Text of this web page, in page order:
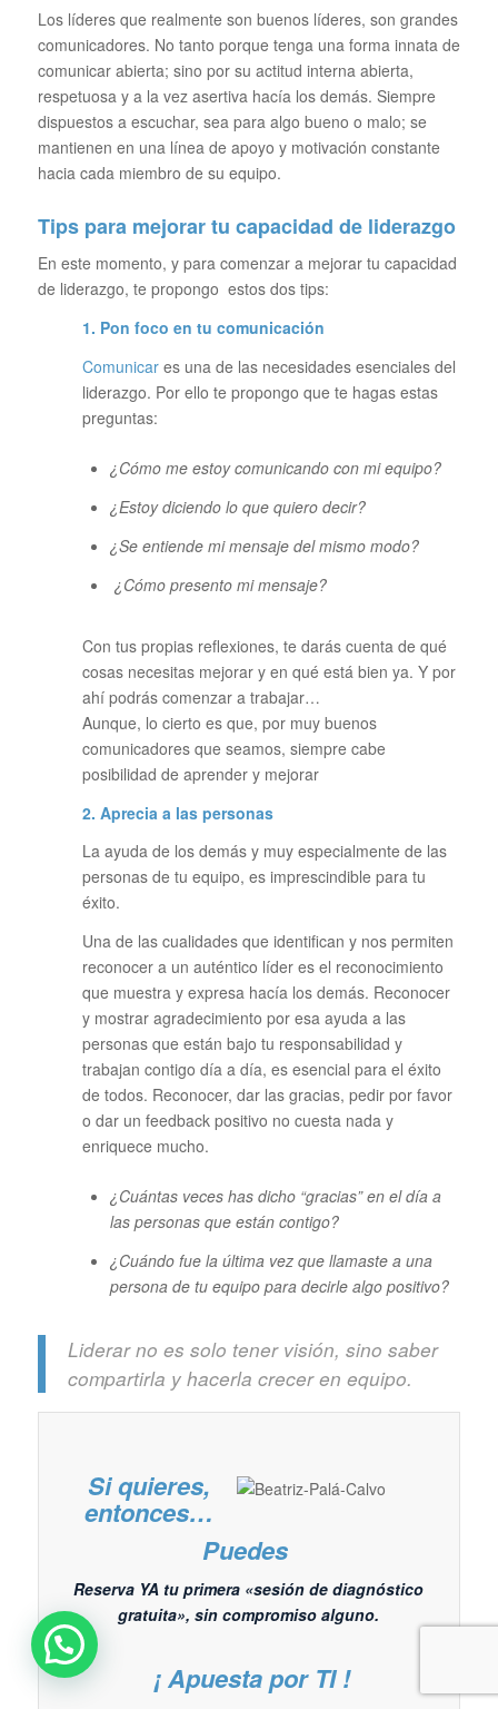
Los líderes que realmente son buenos líderes, son grandes
comunicadores. No tanto porque tenga una forma innata de
comunicar abierta; sino por su actitud interna abierta,
respetuosa y a la vez asertiva hacía los demás. Siempre
dispuestos a escuchar, sea para algo bueno o malo; se
mantienen en una línea de apoyo y motivación constante
hacia cada miembro de su equipo.
Tips para mejorar tu capacidad de liderazgo
En este momento, y para comenzar a mejorar tu capacidad
de liderazgo, te propongo estos dos tips:
1. Pon foco en tu comunicación
Comunicares una de las necesidades esenciales del
liderazgo. Por ello te propongo que te hagas estas
preguntas:
¿Cómo me estoy comunicando con mi equipo?
¿Estoy diciendo lo que quiero decir?
¿Se entiende mi mensaje del mismo modo?
¿Cómo presento mi mensaje?
Con tus propias reflexiones, te darás cuenta de qué
cosas necesitas mejorar y en qué está bien ya. Y por
ahí podrás comenzar a trabajar…
Aunque, lo cierto es que, por muy buenos
comunicadores que seamos, siempre cabe
posibilidad de aprender y mejorar
2. Aprecia a las personas
La ayuda de los demás y muy especialmente de las
personas de tu equipo, es imprescindible para tu
éxito.
Una de las cualidades que identifican y nos permiten
reconocer a un auténtico líder es el reconocimiento
que muestra y expresa hacía los demás. Reconocer
y mostrar agradecimiento por esa ayuda a las
personas que están bajo tu responsabilidad y
trabajan contigo día a día, es esencial para el éxito
de todos. Reconocer, dar las gracias, pedir por favor
o dar un feedback positivo no cuesta nada y
enriquece mucho.
¿Cuántas veces has dicho “gracias” en el día a
las personas que están contigo?
¿Cuándo fue la última vez que llamaste a una
persona de tu equipo para decirle algo positivo?
Liderar no es solo tener visión, sino saber
compartirla y hacerla crecer en equipo.
Si quieres,
entonces…
Puedes
Reserva YA tu primera «sesión de diagnóstico
gratuita», sin compromiso alguno.
¡ Apuesta por TI !